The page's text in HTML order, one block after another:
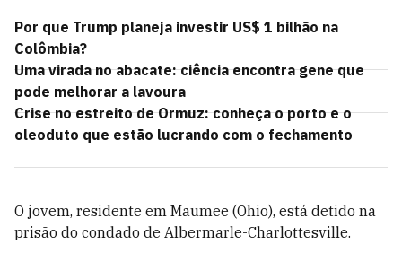
Por que Trump planeja investir US$ 1 bilhão na
Colômbia?
Uma virada no abacate: ciência encontra gene que
pode melhorar a lavoura
Crise no estreito de Ormuz: conheça o porto e o
oleoduto que estão lucrando com o fechamento
O jovem, residente em Maumee (Ohio), está detido na
prisão do condado de Albermarle-Charlottesville.